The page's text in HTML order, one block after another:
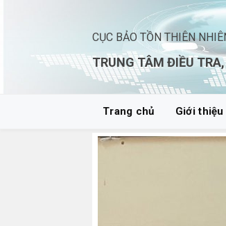
CỤC BẢO TỒN THIÊN
TRUNG TÂM ĐIỀU
Trang chủ Giới thiệu